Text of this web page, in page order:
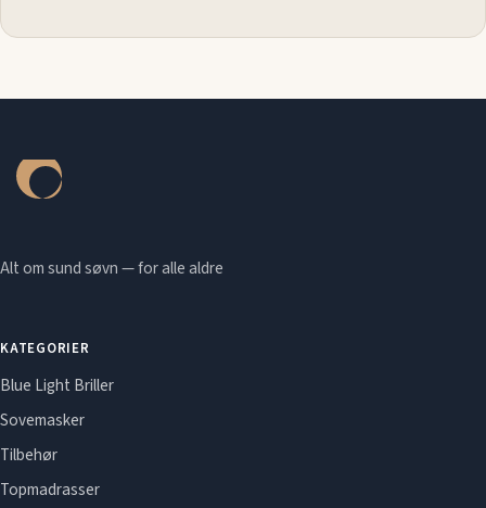
Alt om sund søvn — for alle aldre
KATEGORIER
Blue Light Briller
Sovemasker
Tilbehør
Topmadrasser